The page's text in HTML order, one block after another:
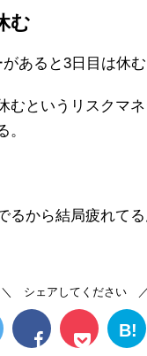
む
あると3日目は休む
むというリスクマ
。
るから結局疲れて
＼ シェアしてください ／
B!